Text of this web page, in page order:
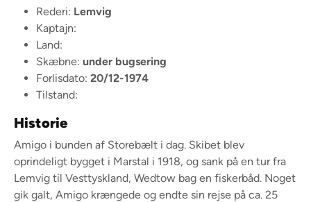
Rederi: Lemvig
Kaptajn:
Land:
Skæbne: under bugsering
Forlisdato: 20/12-1974
Tilstand:
Historie
Amigo i bunden af Storebælt i dag. Skibet blev
oprindeligt bygget i Marstal i 1918, og sank på en tur fra
Lemvig til Vesttyskland, Wedtow bag en fiskerbåd. Noget
gik galt, Amigo krængede og endte sin rejse på ca. 25